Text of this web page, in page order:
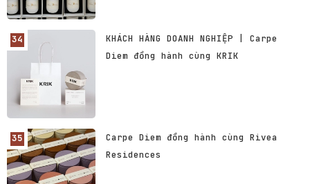
KHÁCH HÀNG DOANH NGHIỆP | Carpe
Diem đồng hành cùng KRIK
Carpe Diem đồng hành cùng Rivea
Residences